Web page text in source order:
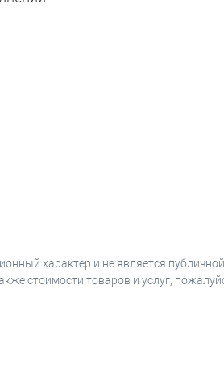
или УС-02.
контрольными
характер и не является
стоимости товаров и услуг,